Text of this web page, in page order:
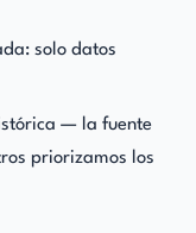
solo datos
— la fuente
priorizamos los